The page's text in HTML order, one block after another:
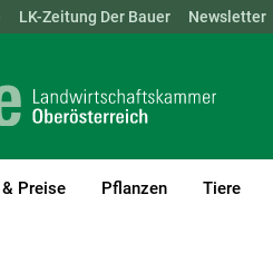
ÖSTERREICH BGLD KTN NÖ OÖ
LK-Zeitung Der Bauer Newsletter
Preise Pflanzen Tiere